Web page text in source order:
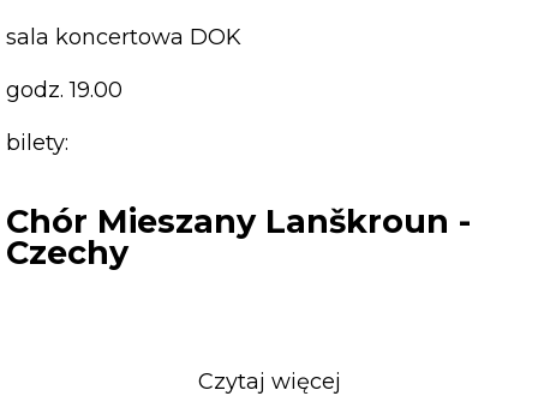
sala koncertowa DOK
godz. 19.00
bilety:
Chór Mieszany Lanškroun -
Czechy
Czytaj więcej